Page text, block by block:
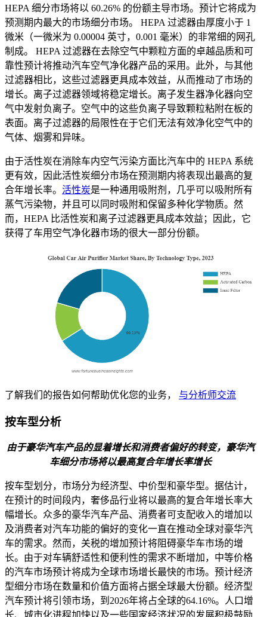
HEPA 细分市场将以 60.26% 的份额主导市场。预计它将成为
预测期内最大的市场细分市场。 HEPA 过滤器由厚度小于 1
微米（一微米为 0.00004 英寸，0.001 毫米）的非常细的网孔
制成。 HEPA 过滤器在去除空气中颗粒方面的卓越品质和可
靠性预计将推动汽车空气净化器产品的采用。此外，与其他
过滤器相比，这些过滤器更具成本效益，从而推动了市场的
增长。离子过滤器领域将稳定增长。离子发生器净化器向空
气中发射负离子。空气中的这些负离子导致颗粒粘附在板的
表面。离子过滤器的局限性在于它们无法有效净化空气中的
气体、烟雾和异味。
由于活性炭在消除车内空气污染方面比汽车中的 HEPA 系统
更有效，因此活性炭细分市场在预测期内将表现出最高的复
合年增长率。 活性炭是一种通用吸附剂，几乎可以吸附所有
蒸气污染物，并且可以同时吸附和保留多种化学物质。然
而，HEPA 比活性炭和离子过滤器更具成本效益；因此，它
获得了车用空气净化器市场的很大一部分份额。
了解我们的报告如何帮助优化您的业务， 与分析师交流
按车型分析
由于豪华汽车产品的显着增长和消费者偏好的转变，豪华汽
车细分市场将以最高复合年增长率增长
按车型划分，市场分为经济型、中价型和豪华型。据估计，
在预计的时间段内，奢侈品行业将以最高的复合年增长率大
幅增长。众多的豪华汽车产品、消费者可支配收入的增加以
及消费者对汽车功能的偏好的变化一直在推动全球对豪华汽
车的需求。然而，关税的增加预计将阻碍豪华车市场的增
长。由于对车辆舒适性和便利性的需求不断增加，中等价格
的汽车市场预计将成为全球市场增长最快的市场。预计经济
型细分市场在数量和价值方面将占据全球最大份额。经济型
汽车预计将引领市场，到2026年将占全球的64.16%。人口增